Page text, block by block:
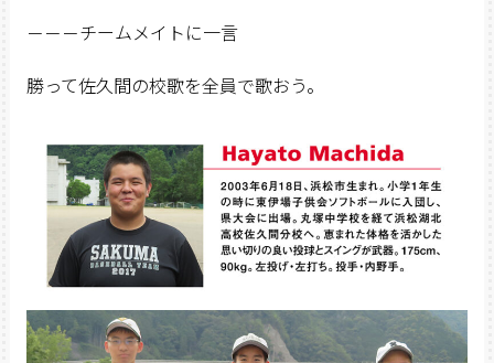
－－－チームメイトに一言
勝って佐久間の校歌を全員で歌おう。